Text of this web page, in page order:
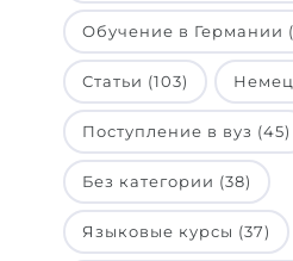
Обучение в Германии
Статьи (103)
Поступление в вуз (45)
Без категории (38)
Языковые курсы (37)